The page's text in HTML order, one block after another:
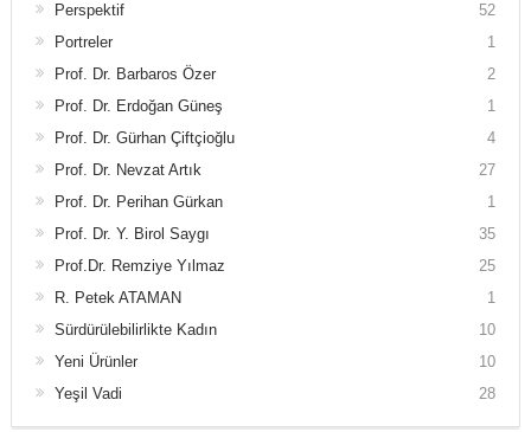
Perspektif
52
Portreler
1
Prof. Dr. Barbaros Özer
2
Prof. Dr. Erdoğan Güneş
1
Prof. Dr. Gürhan Çiftçioğlu
4
Prof. Dr. Nevzat Artık
27
Prof. Dr. Perihan Gürkan
1
Prof. Dr. Y. Birol Saygı
35
Prof.Dr. Remziye Yılmaz
25
R. Petek ATAMAN
1
Sürdürülebilirlikte Kadın
10
Yeni Ürünler
10
Yeşil Vadi
28